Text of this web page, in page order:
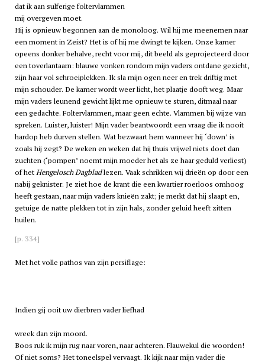
dat ik aan sulferige foltervlammen
mij overgeven moet.
Hij is opnieuw begonnen aan de monoloog. Wil hij me meenemen naar
een moment in Zeist? Het is of hij me dwingt te kijken. Onze kamer
opeens donker behalve, recht voor mij, dit beeld als geprojecteerd door
een toverlantaarn: blauwe vonken rondom mijn vaders ontdane gezicht,
zijn haar vol schroeiplekken. Ik sla mijn ogen neer en trek driftig met
mijn schouder. De kamer wordt weer licht, het plaatje dooft weg. Maar
mijn vaders leunend gewicht lijkt me opnieuw te sturen, ditmaal naar
een gedachte. Foltervlammen, maar geen echte. Vlammen bij wijze van
spreken. Luister, luister! Mijn vader beantwoordt een vraag die ik nooit
hardop heb durven stellen. Wat bezwaart hem wanneer hij ‘down’ is
zoals hij zegt? De weken en weken dat hij thuis vrijwel niets doet dan
zuchten (‘pompen’ noemt mijn moeder het als ze haar geduld verliest)
of hetHengelosch Dagbladlezen. Vaak schrikken wij drieën op door een
nabij geknister. Je ziet hoe de krant die een kwartier roerloos omhoog
heeft gestaan, naar mijn vaders knieën zakt; je merkt dat hij slaapt en,
getuige de natte plekken tot in zijn hals, zonder geluid heeft zitten
huilen.
[p. 334]
Met het volle pathos van zijn persiflage:
Indien gij ooit uw dierbren vader liefhad
wreek dan zijn moord.
Boos ruk ik mijn rug naar voren, naar achteren. Flauwekul die woorden!
Of niet soms? Het toneelspel vervaagt. Ik kijk naar mijn vader die